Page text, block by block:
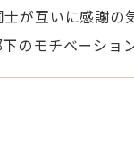
が互いに感謝の
のモチベーショ